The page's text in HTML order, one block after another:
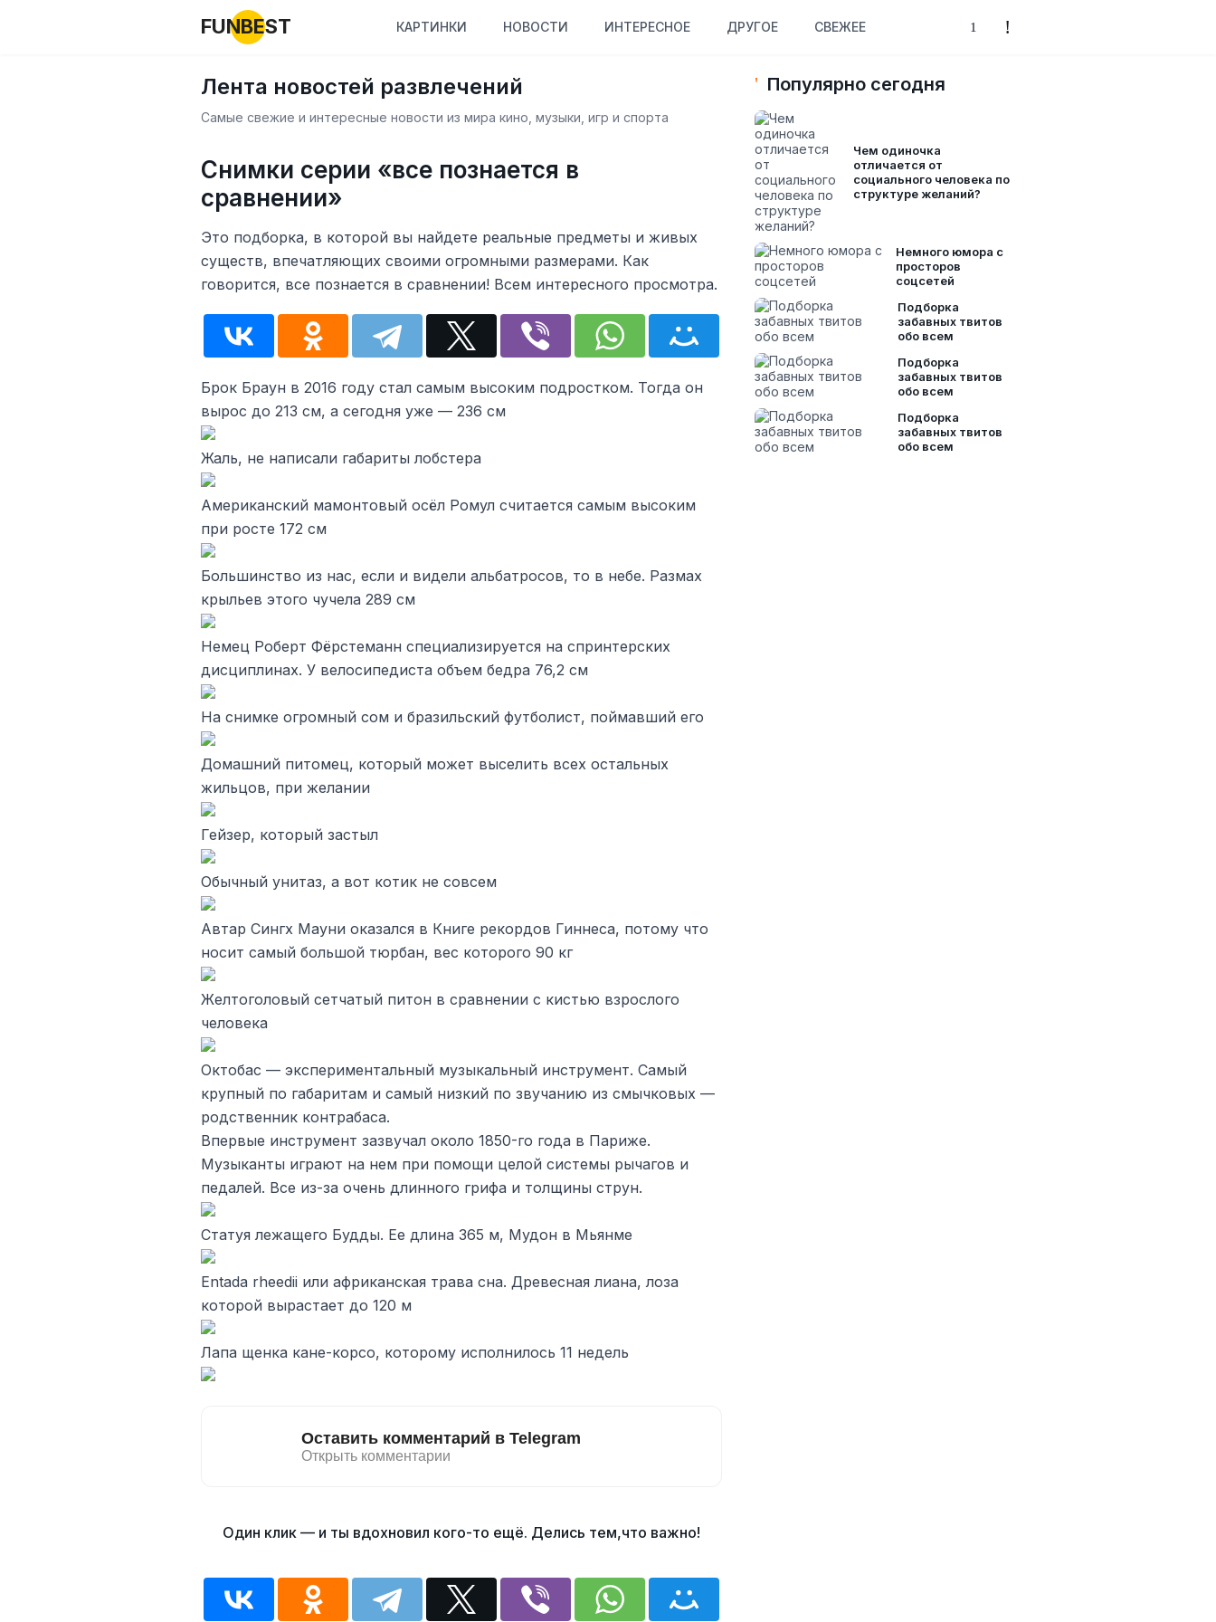
FUNBEST КАРТИНКИ НОВОСТИ ИНТЕРЕСНОЕ ДРУГОЕ СВЕЖЕЕ
Лента новостей развлечений
Самые свежие и интересные новости из мира кино, музыки, игр и спорта
Снимки серии «все познается в
сравнении»
Это подборка, в которой вы найдете реальные предметы и живых
существ, впечатляющих своими огромными размерами. Как
говорится, все познается в сравнении! Всем интересного просмотра.
Брок Браун в 2016 году стал самым высоким подростком. Тогда он
вырос до 213 см, а сегодня уже — 236 см
Жаль, не написали габариты лобстера
Американский мамонтовый осёл Ромул считается самым высоким
при росте 172 см
Большинство из нас, если и видели альбатросов, то в небе. Размах
крыльев этого чучела 289 см
Немец Роберт Фёрстеманн специализируется на спринтерских
дисциплинах. У велосипедиста объем бедра 76,2 см
На снимке огромный сом и бразильский футболист, поймавший его
Домашний питомец, который может выселить всех остальных
жильцов, при желании
Гейзер, который застыл
Обычный унитаз, а вот котик не совсем
Автар Сингх Мауни оказался в Книге рекордов Гиннеса, потому что
носит самый большой тюрбан, вес которого 90 кг
Желтоголовый сетчатый питон в сравнении с кистью взрослого
человека
Октобас — экспериментальный музыкальный инструмент. Самый
крупный по габаритам и самый низкий по звучанию из смычковых —
родственник контрабаса.
Впервые инструмент зазвучал около 1850-го года в Париже.
Музыканты играют на нем при помощи целой системы рычагов и
педалей. Все из-за очень длинного грифа и толщины струн.
Статуя лежащего Будды. Ее длина 365 м, Мудон в Мьянме
Entada rheedii или африканская трава сна. Древесная лиана, лоза
которой вырастает до 120 м
Лапа щенка кане-корсо, которому исполнилось 11 недель
Популярно сегодня
Чем одиночка
отличается от
социального человека по
структуре желаний?
Немного юмора с
просторов
соцсетей
Подборка
забавных твитов
обо всем
Подборка
забавных твитов
обо всем
Подборка
забавных твитов
обо всем